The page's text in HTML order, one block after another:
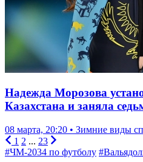
Надежда Морозова
Казахстана и заняла
08 марта, 20:20 • Зимние виды
1 2 ... 23
#ЧМ-2034 по футболу